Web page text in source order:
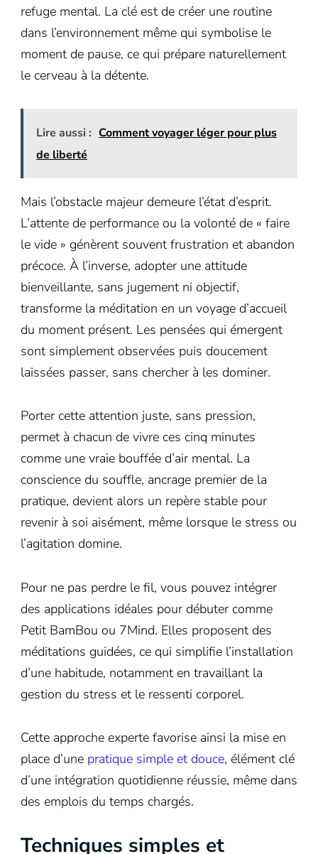
refuge mental. La clé est de créer une routine
dans l’environnement même qui symbolise le
moment de pause, ce qui prépare naturellement
le cerveau à la détente.
Lire aussi : Comment voyager léger pour plus
de liberté
Mais l’obstacle majeur demeure l’état d’esprit.
L’attente de performance ou la volonté de « faire
le vide » génèrent souvent frustration et abandon
précoce. À l’inverse, adopter une attitude
bienveillante, sans jugement ni objectif,
transforme la méditation en un voyage d’accueil
du moment présent. Les pensées qui émergent
sont simplement observées puis doucement
laissées passer, sans chercher à les dominer.
Porter cette attention juste, sans pression,
permet à chacun de vivre ces cinq minutes
comme une vraie bouffée d’air mental. La
conscience du souffle, ancrage premier de la
pratique, devient alors un repère stable pour
revenir à soi aisément, même lorsque le stress ou
l’agitation domine.
Pour ne pas perdre le fil, vous pouvez intégrer
des applications idéales pour débuter comme
Petit BamBou ou 7Mind. Elles proposent des
méditations guidées, ce qui simplifie l’installation
d’une habitude, notamment en travaillant la
gestion du stress et le ressenti corporel.
Cette approche experte favorise ainsi la mise en
place d’une pratique simple et douce, élément clé
d’une intégration quotidienne réussie, même dans
des emplois du temps chargés.
Techniques simples et